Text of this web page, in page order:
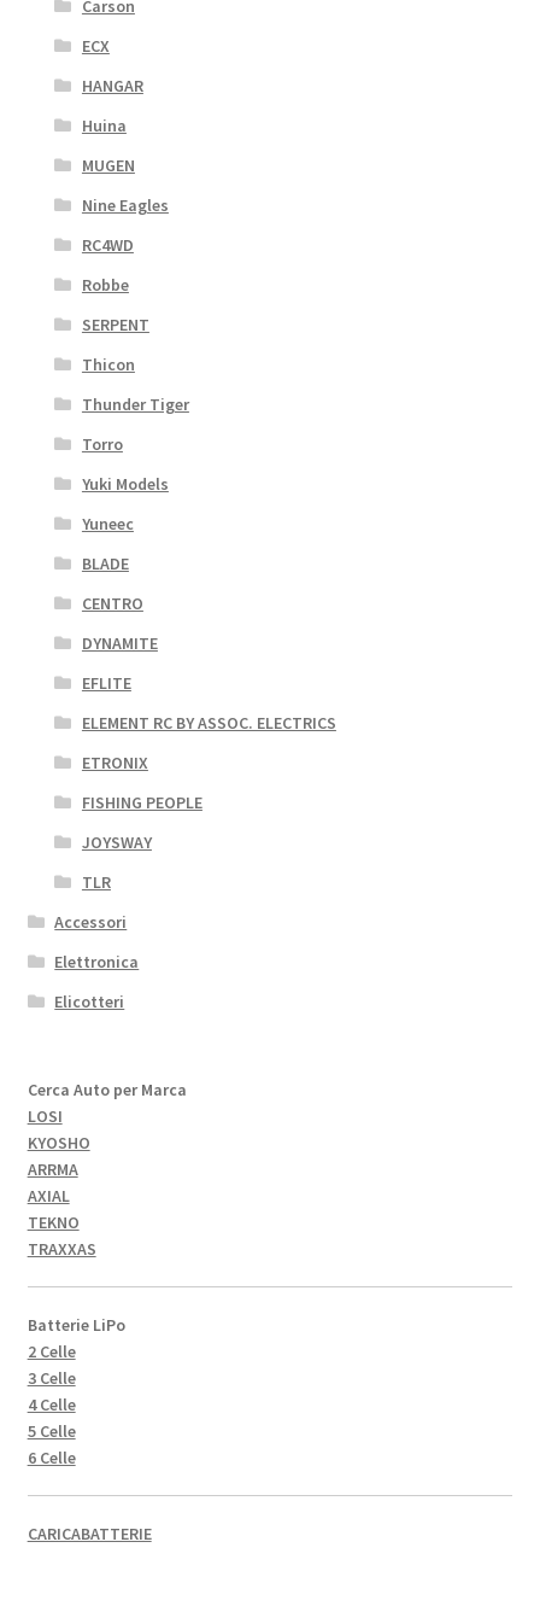
Carson
ECX
HANGAR
Huina
MUGEN
Nine Eagles
RC4WD
Robbe
SERPENT
Thicon
Thunder Tiger
Torro
Yuki Models
Yuneec
BLADE
CENTRO
DYNAMITE
EFLITE
ELEMENT RC BY ASSOC. ELECTRICS
ETRONIX
FISHING PEOPLE
JOYSWAY
TLR
Accessori
Elettronica
Elicotteri
Cerca Auto per Marca
LOSI
KYOSHO
ARRMA
AXIAL
TEKNO
TRAXXAS
Batterie LiPo
2 Celle
3 Celle
4 Celle
5 Celle
6 Celle
CARICABATTERIE